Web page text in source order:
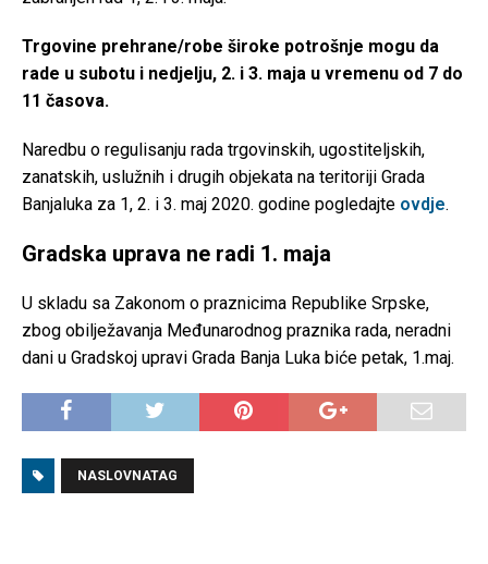
Trgovine prehrane/robe široke potrošnje mogu da
rade u subotu i nedjelju, 2. i 3. maja u vremenu od 7 do
11 časova.
Naredbu o regulisanju rada trgovinskih, ugostiteljskih,
zanatskih, uslužnih i drugih objekata na teritoriji Grada
Banjaluka za 1, 2. i 3. maj 2020. godine pogledajte ovdje.
Gradska uprava ne radi 1. maja
U skladu sa Zakonom o praznicima Republike Srpske,
zbog obilježavanja Međunarodnog praznika rada, neradni
dani u Gradskoj upravi Grada Banja Luka biće petak, 1.maj.
NASLOVNATAG